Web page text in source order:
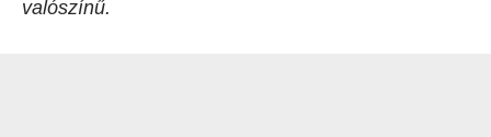
valószínű.